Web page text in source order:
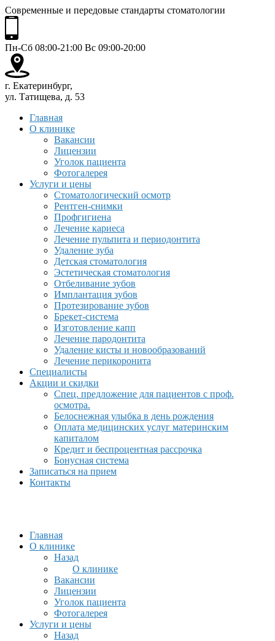
Современные и передовые стандарты стоматологии
Пн-Сб 08:00-21:00 Вс 09:00-20:00
г. Екатеринбург,
ул. Татищева, д. 53
Главная
О клинике
Вакансии
Лицензии
Уголок пациента
Фотогалерея
Услуги и цены
Стоматологический осмотр
Рентген-снимки
Профгигиена
Лечение кариеса
Лечение пульпита и периодонтита
Удаление зуба
Детская стоматология
Эстетическая стоматология
Отбеливание зубов
Имплантация зубов
Протезирование зубов
Брекет-система
Изготовление капп
Лечение пародонтита
Удаление кисты и новообразований
Лечение перикоронита
Специалисты
Акции и скидки
Спец. предложение для пациентов с проф.
осмотра.
Белоснежная улыбка в день рождения
Оплата медицинских услуг материнским
капиталом
Кредит и беспроцентная рассрочка
Бонусная система
Записаться на прием
Контакты
Главная
О клинике
Назад
О клинике
Вакансии
Лицензии
Уголок пациента
Фотогалерея
Услуги и цены
Назад